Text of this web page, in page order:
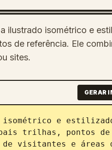
ilustrado isométrico e
de referência. Ele
sites.
GERAR
isométrico e
trilhas, pontos de
visitantes e áreas